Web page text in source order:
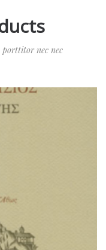
porttitor nec nec